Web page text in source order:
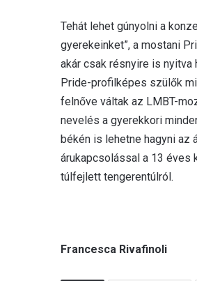
Tehát lehet gúnyolni a
gyerekeinket”, a mostani
akár csak résnyire is nyitva
Pride-profilképes szülők
felnőve váltak az LMBT-
nevelés a gyerekkori
békén is lehetne hagyni az
árukapcsolással a 13 éves
túlfejlett tengerentúlról.
Francesca Rivafinoli